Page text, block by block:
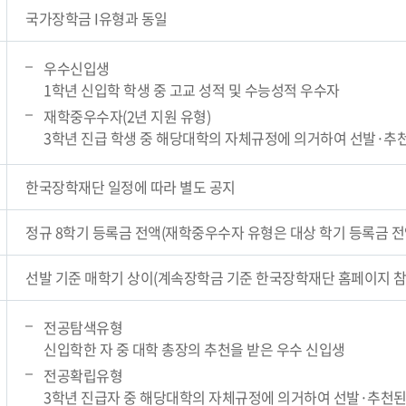
국가장학금 I유형과 동일
우수신입생
1학년 신입학 학생 중 고교 성적 및 수능성적 우수자
재학중우수자(2년 지원 유형)
3학년 진급 학생 중 해당대학의 자체규정에 의거하여 선발·추
한국장학재단 일정에 따라 별도 공지
정규 8학기 등록금 전액(재학중우수자 유형은 대상 학기 등록금
선발 기준 매학기 상이(계속장학금 기준 한국장학재단 홈페이지
전공탐색유형
신입학한 자 중 대학 총장의 추천을 받은 우수 신입생
전공확립유형
3학년 진급자 중 해당대학의 자체규정에 의거하여 선발·추천